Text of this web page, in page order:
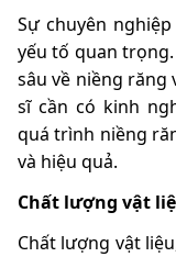
Sự chuyên
yếu tố quan
sâu về niềng răng
sĩ cần có kinh
quá trình niềng
và hiệu quả.
Chất lượng vật
Chất lượng vật